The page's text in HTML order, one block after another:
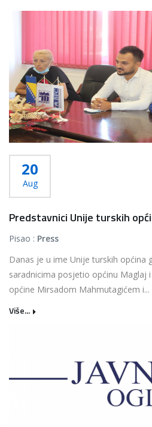
20
Aug
Predstavnici Unije turskih
Pisao : Press
Danas je u ime Unije turskih općina
saradnicima posjetio općinu Maglaj
općine Mirsadom Mahmutagićem i...
Više...